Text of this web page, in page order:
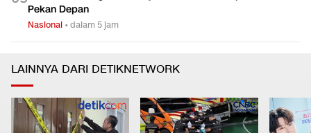
Pekan Depan
Nasional •dalam 5 jam
LAINNYA DARI DETIKNETWORK